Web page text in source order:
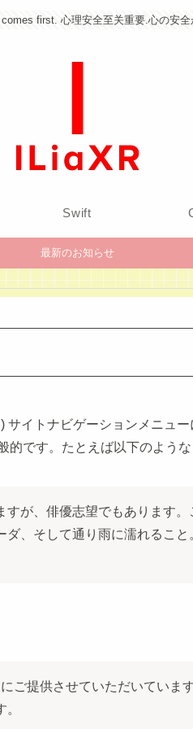
first. 心理安全至关重要.心の安全
Swift
最新のお知らせ
イトナビゲーションメニュ
です。たとえば以下のような
が、俳優志望でもあります
、そして通り雨に濡れること
ご提供させていただいていま